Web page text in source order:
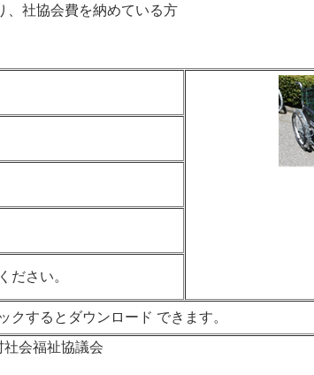
、社協会費を納めている方
さい。
クするとダウンロード できます。
会福祉協議会